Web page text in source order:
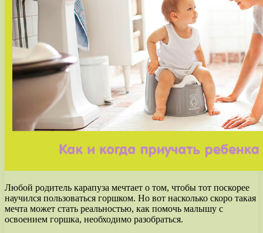
Любой родитель карапуза мечтает о том, чтобы тот поскорее
научился пользоваться горшком. Но вот насколько скоро такая
мечта может стать реальностью, как помочь малышу с
освоением горшка, необходимо разобраться.